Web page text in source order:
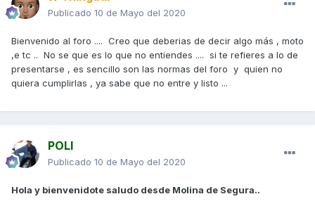
Publicado 10 de Mayo del 2020
Bienvenido al foro .... Creo que deberias de decir algo más , moto
,e tc .. No se que es lo que no entiendes .... si te refieres a lo de
presentarse , es sencillo son las normas del foro y quien no
quiera cumplirlas , ya sabe que no entre y listo ...
POLI
Publicado 10 de Mayo del 2020
Hola y bienvenidote saludo desde Molina de Segura..